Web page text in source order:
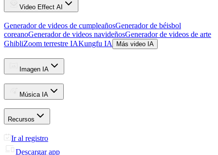
Video Effect AI
Generador de videos de cumpleañosGenerador de béisbol
coreanoGenerador de videos navideñosGenerador de videos de arte
GhibliZoom terrestre IAKungfu IA Más video IA
Imagen IA
Música IA
Recursos
Ir al registro
Descargar app